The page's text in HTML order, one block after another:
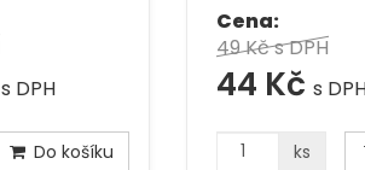
s DPH
Do košíku
Cena:
49 Kčs DPH
44 Kč s
ks